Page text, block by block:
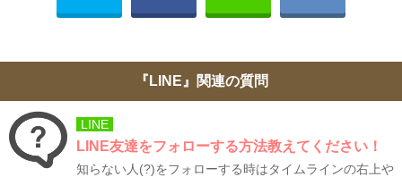
『LINE』関連の質問
LINE
LINE友達をフォローする方法教えてください！
知らない人(?)をフォローする時はタイムラインの右上や